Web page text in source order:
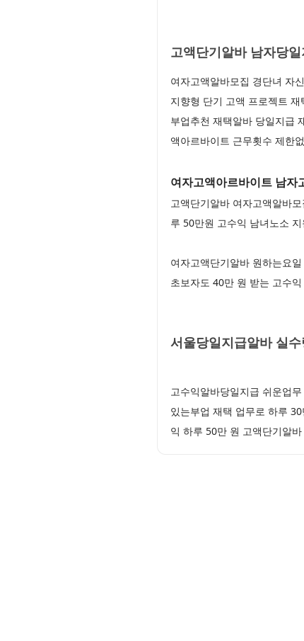
고액단기알바 남자당
여자고액알바모집 경단녀 자
지향형 단기 고액 프로젝트
부업추천 재택알바 당일지급
액아르바이트 근무횟수 제한
여자고액아르바이트 남자
고액단기알바 여자고액알바
루 50만원 고수익 남녀노소
여자고액단기알바 원하는요
초보자도 40만 원 받는 고수
서울당일지급알바 실
고수익알바당일지급 쉬운업
있는부업 재택 업무로 하루
익 하루 50만 원 고액단기알